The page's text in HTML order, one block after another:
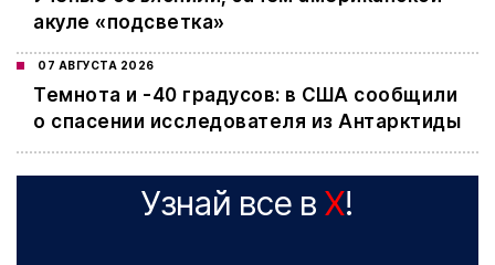
акуле «подсветка»
07 АВГУСТА 2026
Темнота и -40 градусов: в США сообщили
о спасении исследователя из Антарктиды
Узнай все в X!